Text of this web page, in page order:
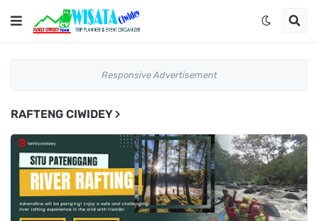
Responsive Advertisement
RAFTENG CIWIDEY